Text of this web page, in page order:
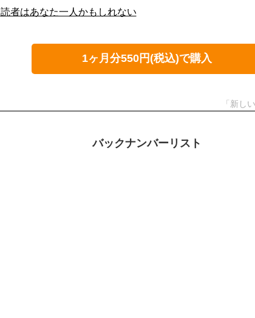
読者はあなた一人かもしれない
1ヶ月分550円(税込)で購入
「新し
バックナンバーリスト